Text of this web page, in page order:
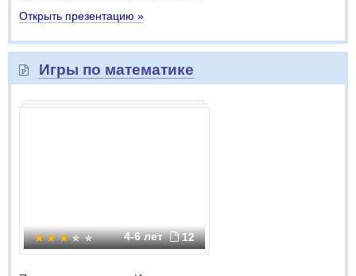
Открыть презентацию »
Игры по математике
4-6 лет 12